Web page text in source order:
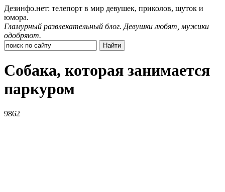
Дезинфо.нет: телепорт в мир девушек, приколов, шуток и
юмора.
Гламурный развлекательный блог. Девушки любят, мужики
одобряют.
Собака, которая занимается
паркуром
9862